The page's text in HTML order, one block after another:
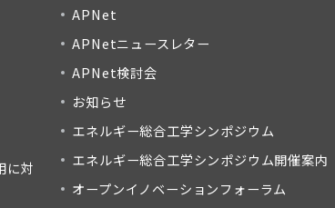
に対
APNet
APNetニュースレター
APNet検討会
お知らせ
エネルギー総合工学シンポジウム
エネルギー総合工学シンポジウム開催案内
オープンイノベーションフォーラム